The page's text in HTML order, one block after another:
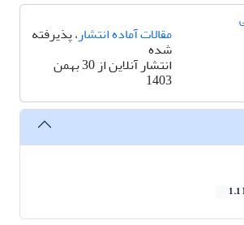
مقالات آماده انتشار، پذیرفته
شده
انتشار آنلاین از 30 بهمن
1403
1.1